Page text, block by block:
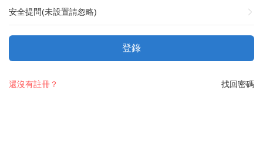
安全提問(未設置請忽略)
登錄
找回密碼
還沒有註冊？